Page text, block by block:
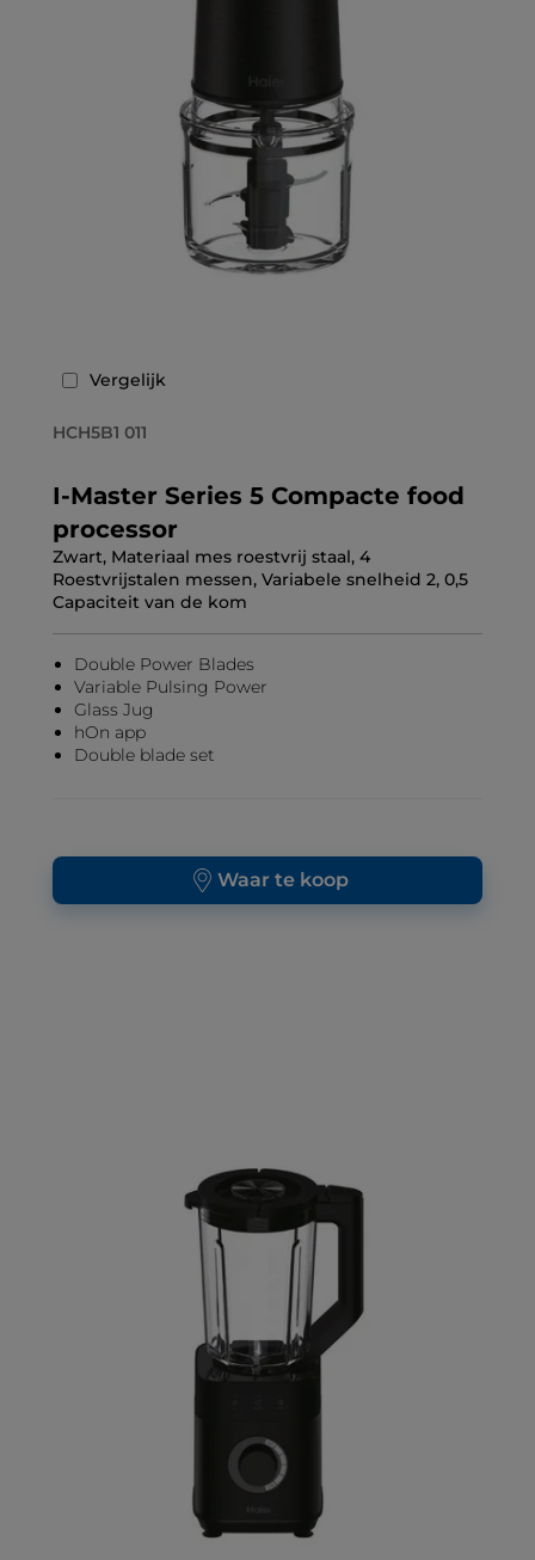
Vergelijk
HCH5B1 011
I-Master Series 5 Compacte food
processor
Zwart, Materiaal mes roestvrij staal, 4
Roestvrijstalen messen, Variabele snelheid 2, 0,5
Capaciteit van de kom
Double Power Blades
Variable Pulsing Power
Glass Jug
hOn app
Double blade set
Waar te koop